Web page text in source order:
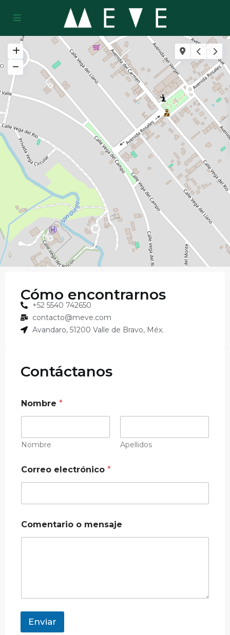
Cómo encontrarnos
+52 5540 742650
contacto@meve.com
Avandaro, 51200 Valle de Bravo, Méx.
Contáctanos​
Nombre*
Nombre Apellidos
Correo electrónico*
Comentario o mensaje
Enviar